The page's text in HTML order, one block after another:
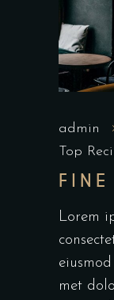
admin
Top
Lorem
met